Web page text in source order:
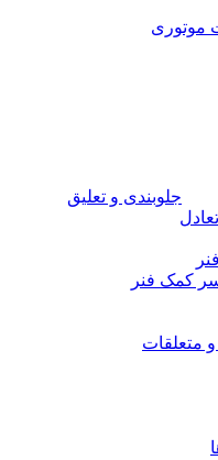
موتوری
جلوبندی و تعلیق
کمک فنر
متعلقات